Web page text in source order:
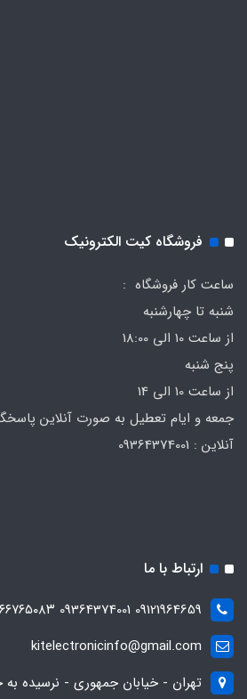
فروشگاه کیت الکترونیک
ساعت کار فروشگاه :
شنبه تا چهارشنبه
از ساعت 10 الی 18:00
پنج شنبه
از ساعت 10 الی 14
جمعه و ایام تعطیل به صورت آنلاین
ارتباط با ما
09121964659 09364374001 ۰۲۱۶۶۷۶۵۰۸۳
kitelectronicinfo@gmail.com
تهران - خیابان جمهوری - نرسیده